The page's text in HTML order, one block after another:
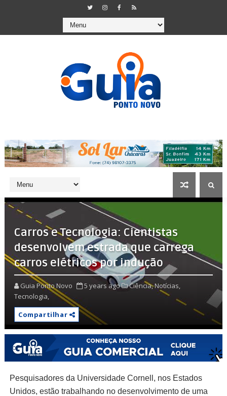
Carros e Tecnologia: Cientistas
desenvolvem estrada que carrega
carros elétricos por indução
Guia Ponto Novo 5 years ago Ciência,Notícias,
Tecnologia,
Compartilhar
Pesquisadores da Universidade Cornell, nos Estados
Unidos, estão trabalhando no desenvolvimento de uma